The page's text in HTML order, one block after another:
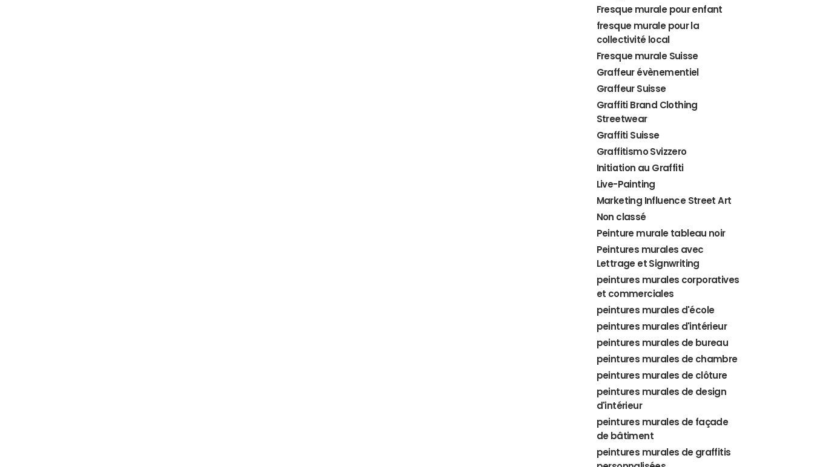
Fresque murale pour enfant
fresque murale pour la
collectivité local
Fresque murale Suisse
Graffeur évènementiel
Graffeur Suisse
Graffiti Brand Clothing
Streetwear
Graffiti Suisse
Graffitismo Svizzero
Initiation au Graffiti
Live-Painting
Marketing Influence Street Art
Non classé
Peinture murale tableau noir
Peintures murales avec
Lettrage et Signwriting
peintures murales corporatives
et commerciales
peintures murales d'école
peintures murales d'intérieur
peintures murales de bureau
peintures murales de chambre
peintures murales de clôture
peintures murales de design
d'intérieur
peintures murales de façade
de bâtiment
peintures murales de graffitis